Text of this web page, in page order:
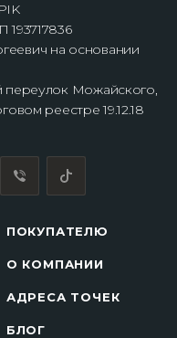
на основании
переулок Можайского,
реестре 19.12.18
ПОКУПАТЕЛЮ
О КОМПАНИИ
АДРЕСА ТОЧЕК
БЛОГ